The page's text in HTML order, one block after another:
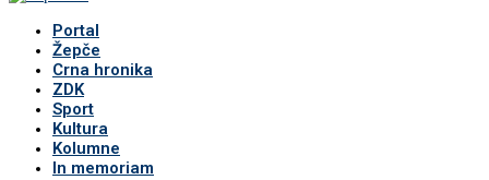
Portal
Žepče
Crna hronika
ZDK
Sport
Kultura
Kolumne
In memoriam